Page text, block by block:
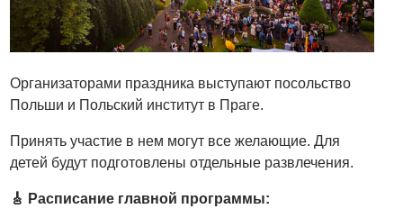
Организаторами праздника выступают посольство
Польши и Польский институт в Праге.
Принять участие в нем могут все желающие. Для
детей будут подготовлены отдельные развлечения.
🎸 Расписание главной программы: